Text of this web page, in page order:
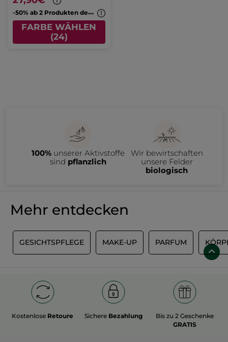
-
50% ab 2 Produkten deiner Wahl
FARBE WÄHLEN
(24)
100%unserer Aktivstoffe
sind pflanzlich
Wir bewirtschaften
unsere Felder
biologisch
Mehr entdecken
GESICHTSPFLEGE MAKE-UP PARFUM
Kostenlose Retoure Sichere Bezahlung
Bis zu 2 Geschenke
GRATIS